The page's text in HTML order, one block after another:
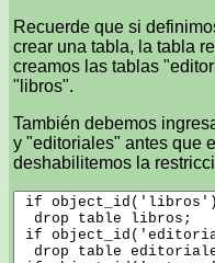
Recuerde que si
crear una tabla, la tabla
creamos las tablas
"libros".
También debemos
y "editoriales" antes que
deshabilitemos la